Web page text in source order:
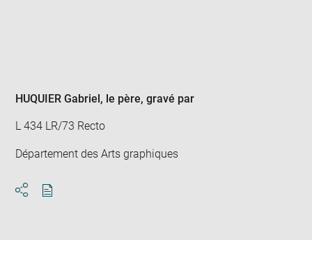
window
HUQUIER Gabriel, le père, gravé par
L 434 LR/73 Recto
Département des Arts graphiques